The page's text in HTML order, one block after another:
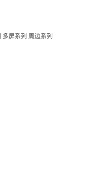
多屏系列 周边系列